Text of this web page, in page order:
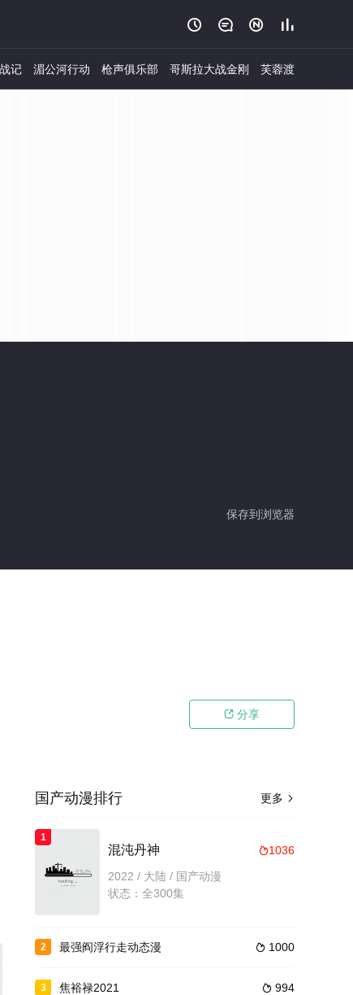
   
记 湄公河行动 枪声俱乐部 哥斯拉大战金刚 芙蓉渡
保存到浏览器
 分享
更多 
国产动漫排行
1
1036
混沌丹神
2022 / 大陆 / 国产动漫
状态：全300集
2  1000
最强阎浮行走动态漫
3  994
焦裕禄2021